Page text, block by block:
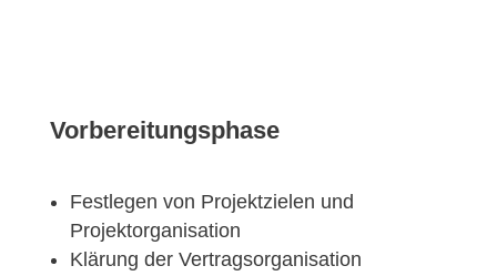
Vorbereitungsphase
Festlegen von Projektzielen und
Projektorganisation
Klärung der Vertragsorganisation